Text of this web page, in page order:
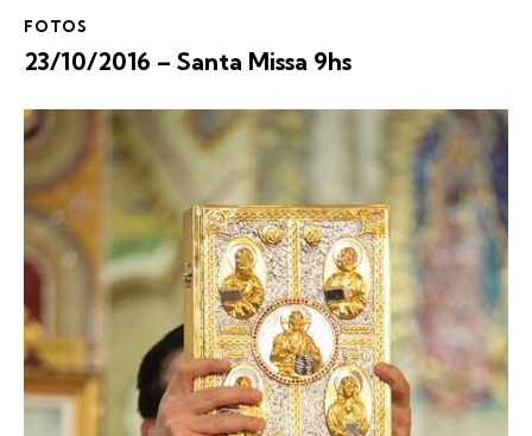
FOTOS
23/10/2016 – Santa Missa 9hs